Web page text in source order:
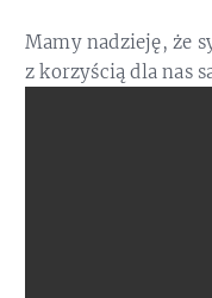
Mamy nadzieję, że
z korzyścią dla nas